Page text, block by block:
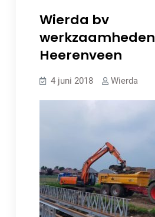
Wierda bv
werkzaamheden
Heerenveen
4 juni 2018 Wierda